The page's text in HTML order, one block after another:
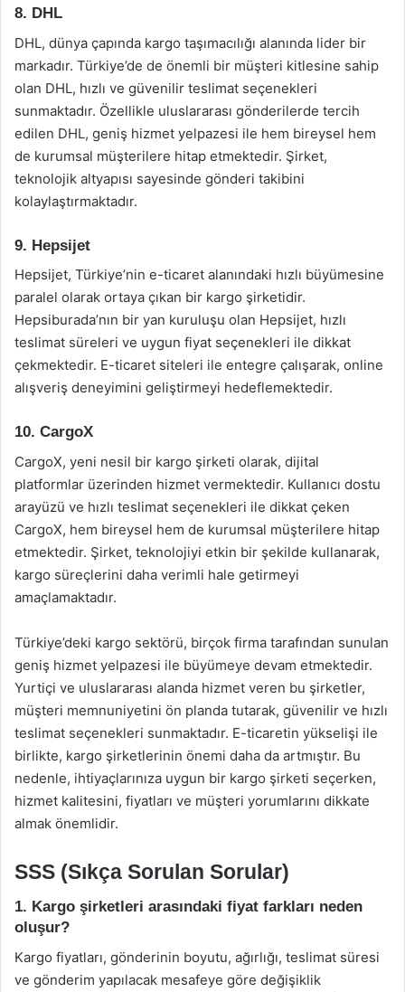
8. DHL
DHL, dünya çapında kargo taşımacılığı alanında lider bir
markadır. Türkiye’de de önemli bir müşteri kitlesine sahip
olan DHL, hızlı ve güvenilir teslimat seçenekleri
sunmaktadır. Özellikle uluslararası gönderilerde tercih
edilen DHL, geniş hizmet yelpazesi ile hem bireysel hem
de kurumsal müşterilere hitap etmektedir. Şirket,
teknolojik altyapısı sayesinde gönderi takibini
kolaylaştırmaktadır.
9. Hepsijet
Hepsijet, Türkiye’nin e-ticaret alanındaki hızlı büyümesine
paralel olarak ortaya çıkan bir kargo şirketidir.
Hepsiburada’nın bir yan kuruluşu olan Hepsijet, hızlı
teslimat süreleri ve uygun fiyat seçenekleri ile dikkat
çekmektedir. E-ticaret siteleri ile entegre çalışarak, online
alışveriş deneyimini geliştirmeyi hedeflemektedir.
10. CargoX
CargoX, yeni nesil bir kargo şirketi olarak, dijital
platformlar üzerinden hizmet vermektedir. Kullanıcı dostu
arayüzü ve hızlı teslimat seçenekleri ile dikkat çeken
CargoX, hem bireysel hem de kurumsal müşterilere hitap
etmektedir. Şirket, teknolojiyi etkin bir şekilde kullanarak,
kargo süreçlerini daha verimli hale getirmeyi
amaçlamaktadır.
Türkiye’deki kargo sektörü, birçok firma tarafından sunulan
geniş hizmet yelpazesi ile büyümeye devam etmektedir.
Yurtiçi ve uluslararası alanda hizmet veren bu şirketler,
müşteri memnuniyetini ön planda tutarak, güvenilir ve hızlı
teslimat seçenekleri sunmaktadır. E-ticaretin yükselişi ile
birlikte, kargo şirketlerinin önemi daha da artmıştır. Bu
nedenle, ihtiyaçlarınıza uygun bir kargo şirketi seçerken,
hizmet kalitesini, fiyatları ve müşteri yorumlarını dikkate
almak önemlidir.
SSS (Sıkça Sorulan Sorular)
1. Kargo şirketleri arasındaki fiyat farkları neden
oluşur?
Kargo fiyatları, gönderinin boyutu, ağırlığı, teslimat süresi
ve gönderim yapılacak mesafeye göre değişiklik